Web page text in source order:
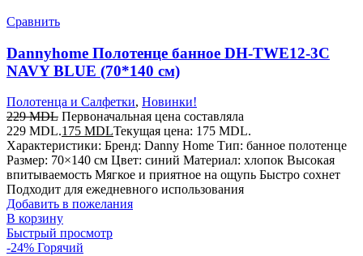
Сравнить
Dannyhome Полотенце банное DH-TWE12-3C
NAVY BLUE (70*140 см)
Полотенца и Салфетки, Новинки!
229MDL Первоначальная цена составляла
229 MDL.175 MDLТекущая цена: 175 MDL.
Характеристики: Бренд: Danny Home Тип: банное полотенце
Размер: 70×140 см Цвет: синий Материал: хлопок Высокая
впитываемость Мягкое и приятное на ощупь Быстро сохнет
Подходит для ежедневного использования
Добавить в пожелания
В корзину
Быстрый просмотр
-24% Горячий